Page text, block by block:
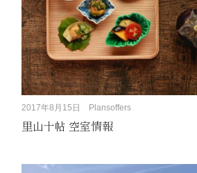
2017年8月15日 Plansoffers
里山十帖 空室情報